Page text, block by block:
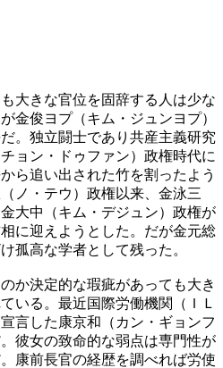
大きな官位を固辞する人は少な
金俊ヨプ（キム・ジュンヨプ）
。独立闘士であり共産主義研究
ョン・ドゥファン）政権時代に
ら追い出された竹を割ったよう
ノ・テウ）政権以来、金泳三
大中（キム・デジュン）政権が
に迎えようとした。だが金元総
孤高な学者として残った。
か決定的な瑕疵があっても大き
いる。最近国際労働機関（ＩＬ
言した康京和（カン・ギョンフ
彼女の致命的な弱点は専門性が
康前長官の経歴を調べれば労使